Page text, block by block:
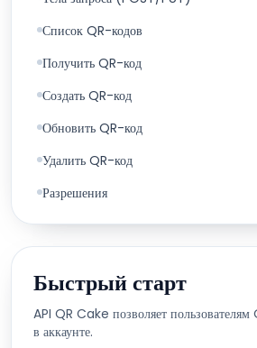
Список QR-кодов
Получить QR-код
Создать QR-код
Обновить QR-код
Удалить QR-код
Разрешения
Быстрый старт
API QR Cake позволяет
в аккаунте.